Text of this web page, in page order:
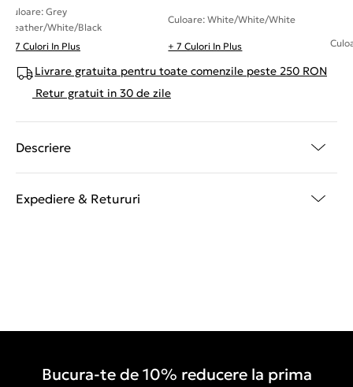
Culoare: Grey
Heather/White/Black
+ 7 Culori In Plus
Culoare: White/White/White
+ 7 Culori In Plus
Livrare gratuita pentru toate comenzile peste 250 RON
Retur gratuit in 30 de zile
Descriere
Expediere & Retururi
Bucura-te de 10% reducere la prima